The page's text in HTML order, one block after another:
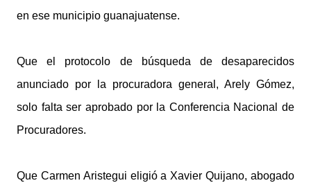
en ese municipio guanajuatense.
Que el protocolo de búsqueda de desaparecidos
anunciado por la procuradora general, Arely Gómez,
solo falta ser aprobado por la Conferencia Nacional de
Procuradores.
Que Carmen Aristegui eligió a Xavier Quijano, abogado